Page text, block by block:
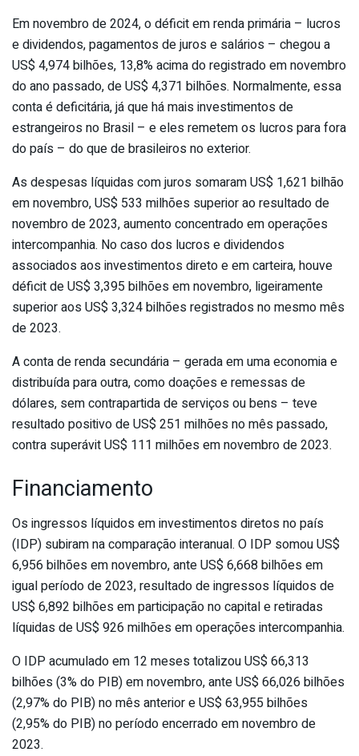
Em novembro de 2024, o déficit em renda primária – lucros
e dividendos, pagamentos de juros e salários – chegou a
US$ 4,974 bilhões, 13,8% acima do registrado em novembro
do ano passado, de US$ 4,371 bilhões. Normalmente, essa
conta é deficitária, já que há mais investimentos de
estrangeiros no Brasil – e eles remetem os lucros para fora
do país – do que de brasileiros no exterior.
As despesas líquidas com juros somaram US$ 1,621 bilhão
em novembro, US$ 533 milhões superior ao resultado de
novembro de 2023, aumento concentrado em operações
intercompanhia. No caso dos lucros e dividendos
associados aos investimentos direto e em carteira, houve
déficit de US$ 3,395 bilhões em novembro, ligeiramente
superior aos US$ 3,324 bilhões registrados no mesmo mês
de 2023.
A conta de renda secundária – gerada em uma economia e
distribuída para outra, como doações e remessas de
dólares, sem contrapartida de serviços ou bens – teve
resultado positivo de US$ 251 milhões no mês passado,
contra superávit US$ 111 milhões em novembro de 2023.
Financiamento
Os ingressos líquidos em investimentos diretos no país
(IDP) subiram na comparação interanual. O IDP somou US$
6,956 bilhões em novembro, ante US$ 6,668 bilhões em
igual período de 2023, resultado de ingressos líquidos de
US$ 6,892 bilhões em participação no capital e retiradas
líquidas de US$ 926 milhões em operações intercompanhia.
O IDP acumulado em 12 meses totalizou US$ 66,313
bilhões (3% do PIB) em novembro, ante US$ 66,026 bilhões
(2,97% do PIB) no mês anterior e US$ 63,955 bilhões
(2,95% do PIB) no período encerrado em novembro de
2023.